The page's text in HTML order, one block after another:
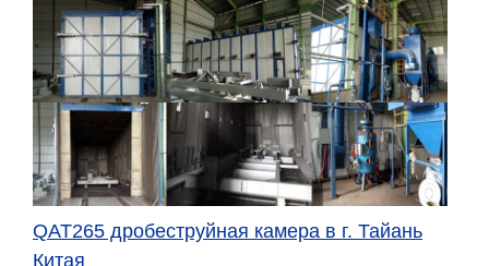
QAT265 дробеструйная камера в г. Тайань
Китая